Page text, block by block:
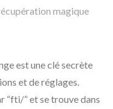
magique
est une clé secrète
et de réglages.
“fti/” et se trouve dans